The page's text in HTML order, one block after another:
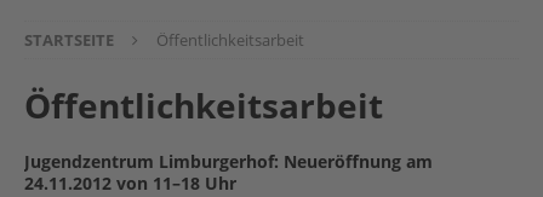
STARTSEITE Öffentlichkeitsarbeit
Öffentlichkeitsarbeit
Jugendzentrum Limburgerhof: Neueröffnung am
24.11.2012 von 11–18 Uhr